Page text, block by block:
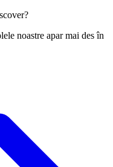
noastre apar mai des în